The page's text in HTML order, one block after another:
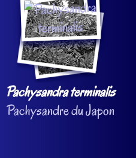
Pachysandra terminalis
Pachysandre du Japon